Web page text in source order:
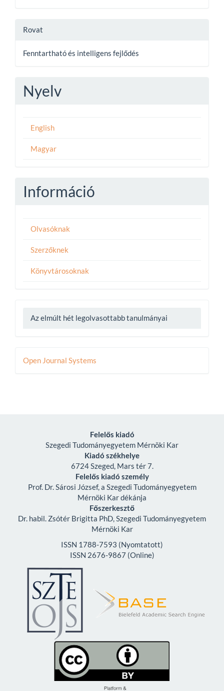
Rovat
Fenntartható és intelligens fejlődés
Nyelv
English
Magyar
Információ
Olvasóknak
Szerzőknek
Könyvtárosoknak
Az elmúlt hét legolvasottabb tanulmányai
Developed
Open Journal Systems
Felelős kiadó
Szegedi Tudományegyetem Mérnöki Kar
Kiadó székhelye
6724 Szeged, Mars tér 7.
Felelős kiadó személy
Prof. Dr. Sárosi József, a Szegedi Tudományegyetem
Mérnöki Kar dékánja
Főszerkesztő
Dr. habil. Zsótér Brigitta PhD, Szegedi Tudományegyetem
Mérnöki Kar
ISSN 1788-7593 (Nyomtatott)
ISSN 2676-9867 (Online)